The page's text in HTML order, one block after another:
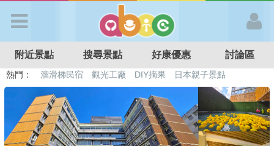
APP登入
首 頁
搜尋景點
附近景點 搜尋景點 好康優惠 討論區
熱門： 溜滑梯民宿 觀光工廠 DIY摘果
日本親子景點
特色遊戲場
親子住房優惠 台北親子餐廳 溫泉泡湯SPA